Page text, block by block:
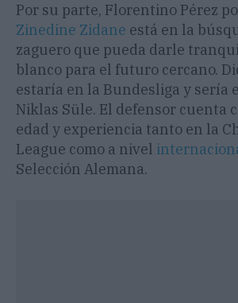
Por su parte, Florentino Pérez
Zinedine Zidane está en la
zaguero que pueda darle
blanco para el futuro cercano.
estaría en la Bundesliga y sería
Niklas Süle. El defensor cuenta
edad y experiencia tanto en la
League como a nivel
Selección Alemana.